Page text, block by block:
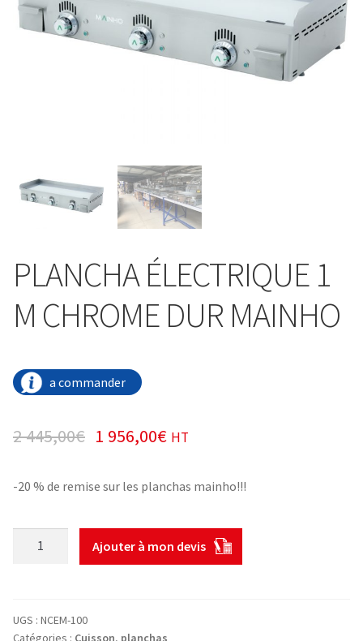
PLANCHA ÉLECTRIQUE 1
M CHROME DUR MAINHO
a commander
2 445,00€ 1 956,00€ HT
-20 % de remise sur les planchas mainho!!!
1
Ajouter à mon devis
UGS : NCEM-100
Catégories : Cuisson, planchas